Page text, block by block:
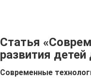
Статья
развития
Современные